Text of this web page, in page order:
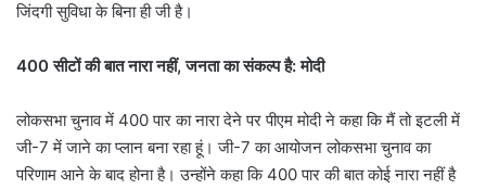
जिंदगी सुविधा के बिना ही जी है।
400 सीटों की बात नारा नहीं, जनता का संकल्प है: मोदी
लोकसभा चुनाव में 400 पार का नारा देने पर पीएम मोदी ने कहा कि मैं तो इटली में
जी-7 में जाने का प्लान बना रहा हूं। जी-7 का आयोजन लोकसभा चुनाव का
परिणाम आने के बाद होना है। उन्होंने कहा कि 400 पार की बात कोई नारा नहीं है